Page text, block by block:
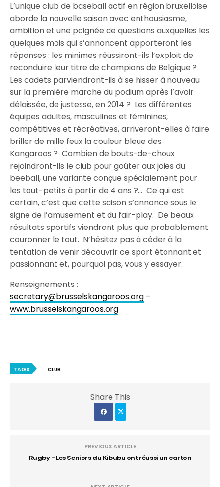
L’unique club de baseball actif en région bruxelloise
aborde la nouvelle saison avec enthousiasme,
ambition et une poignée de questions auxquelles les
quelques mois qui s’annoncent apporteront les
réponses : les minimes réussiront-ils l’exploit de
reconduire leur titre de champions de Belgique ?
Les cadets parviendront-ils à se hisser à nouveau
sur la première marche du podium après l’avoir
délaissée, de justesse, en 2014 ? Les différentes
équipes adultes, masculines et féminines,
compétitives et récréatives, arriveront-elles à faire
briller de mille feux la couleur bleue des
Kangaroos ? Combien de bouts-de-choux
rejoindront-ils le club pour goûter aux joies du
beeball, une variante conçue spécialement pour
les tout-petits à partir de 4 ans ?… Ce qui est
certain, c’est que cette saison s’annonce sous le
signe de l’amusement et du fair-play. De beaux
résultats sportifs viendront plus que probablement
couronner le tout. N’hésitez pas à céder à la
tentation de venir découvrir ce sport étonnant et
passionnant et, pourquoi pas, vous y essayer.
Renseignements :
secretary@brusselskangaroos.org –
www.brusselskangaroos.org
TAGS CLUB
Share This
PREVIOUS ARTICLE
Rugby - Les Seniors du Kibubu ont réussi un carton